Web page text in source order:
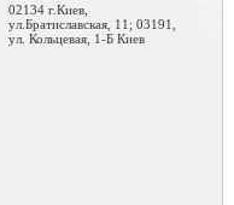
02134 г.Киев,
ул.Братиславская, 11; 03191,
ул. Кольцевая, 1-Б Киев